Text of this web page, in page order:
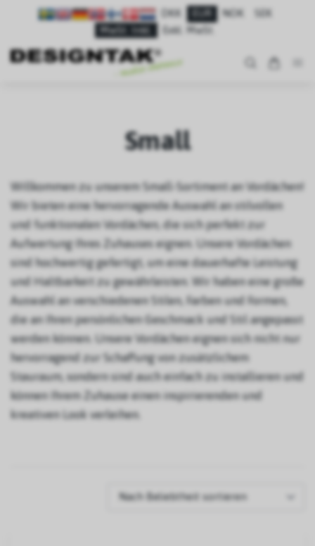
DKK NOK
SEK
MwSt. Inkl.
Exkl. MwSt.
Small
Willkommen zu unserem Small-Sortiment an Vordächen!
Wir bieten eine hervorragende Auswahl an stilvollen
und funktionalen Vordächen, die sich perfekt zur
Aufwertung Ihres Zuhauses eignen. Unsere Vordächen
sind hochwertig gefertigt, um eine dauerhafte Leistung
und Haltbarkeit zu gewährleisten. Wir haben eine große
Auswahl an verschiedenen Stilen, Farben und Formen,
die an Ihren persönlichen Geschmack und Stil angepasst
werden können. Unsere Vordächen eignen sich nicht nur
hervorragend zur Schaffung von zusätzlichem
Stauraum, sondern sind auch einfach zu installieren und
können Ihrem Zuhause einen inspirierenden und
kreativen Look verleihen.